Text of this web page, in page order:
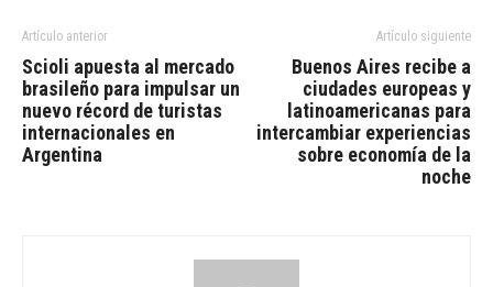
Artículo anterior
Scioli apuesta al mercado
brasileño para impulsar un
nuevo récord de turistas
internacionales en
Argentina
Artículo siguiente
Buenos Aires recibe a
ciudades europeas y
latinoamericanas para
intercambiar experiencias
sobre economía de la
noche